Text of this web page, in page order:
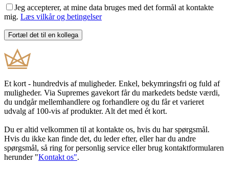
Jeg accepterer, at mine data bruges med det formål at kontakte
mig. Læs vilkår og betingelser
Et kort - hundredvis af muligheder. Enkel, bekymringsfri og fuld af
muligheder. Via Supremes gavekort får du markedets bedste værdi,
du undgår mellemhandlere og forhandlere og du får et varieret
udvalg af 100-vis af produkter. Alt det med ét kort.
Du er altid velkommen til at kontakte os, hvis du har spørgsmål.
Hvis du ikke kan finde det, du leder efter, eller har du andre
spørgsmål, så ring for personlig service eller brug kontaktformularen
herunder "Kontakt os".